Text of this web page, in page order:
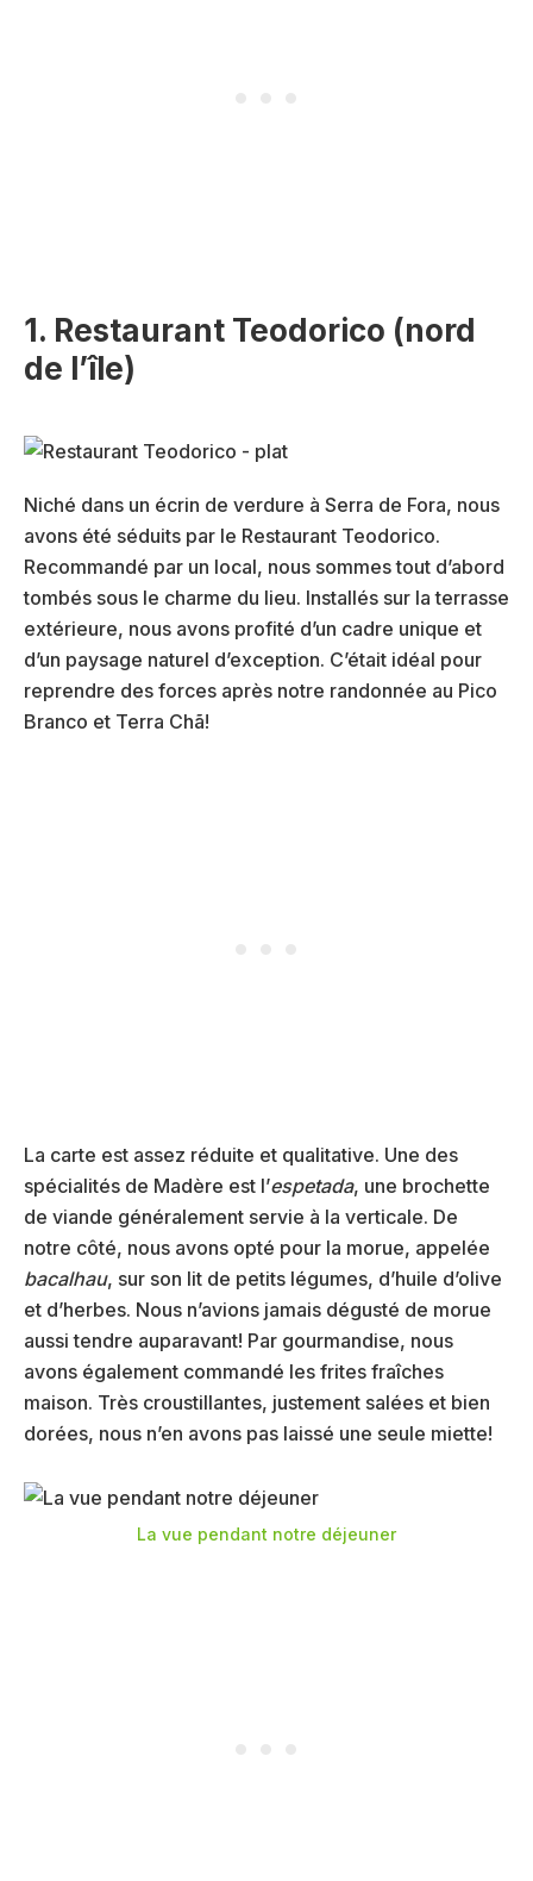
1. Restaurant Teodorico (nord
de l’île)
Niché dans un écrin de verdure à Serra de Fora, nous
avons été séduits par le Restaurant Teodorico.
Recommandé par un local, nous sommes tout d’abord
tombés sous le charme du lieu. Installés sur la terrasse
extérieure, nous avons profité d’un cadre unique et
d’un paysage naturel d’exception. C’était idéal pour
reprendre des forces après notre randonnée au Pico
Branco et Terra Chã!
La carte est assez réduite et qualitative. Une des
spécialités de Madère est l’espetada, une brochette
de viande généralement servie à la verticale. De
notre côté, nous avons opté pour la morue, appelée
bacalhau, sur son lit de petits légumes, d’huile d’olive
et d’herbes. Nous n’avions jamais dégusté de morue
aussi tendre auparavant! Par gourmandise, nous
avons également commandé les frites fraîches
maison. Très croustillantes, justement salées et bien
dorées, nous n’en avons pas laissé une seule miette!
La vue pendant notre déjeuner